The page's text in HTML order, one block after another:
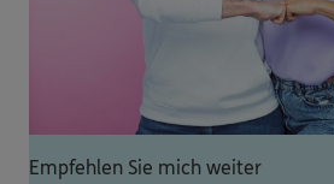
Empfehlen Sie mich weiter